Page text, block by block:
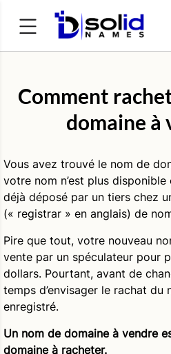
Comment
domaine à
Vous avez trouvé le nom de
votre nom n’est plus disponible
déjà déposé par un tiers chez
(« registrar » en anglais) de
Pire que tout, votre nouveau
vente par un spéculateur pour
dollars. Pourtant, avant de
temps d’envisager le rachat du
enregistré.
Un nom de domaine à vendre
domaine à racheter.